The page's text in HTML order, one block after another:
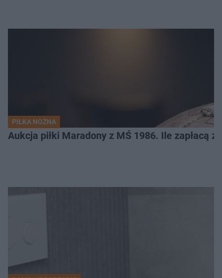
PIŁKA NOŻNA
Aukcja piłki Maradony z MŚ 1986. Ile zapłacą